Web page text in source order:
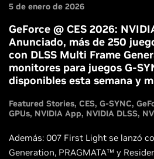
5 de enero de 2026
GeForce @ CES 2026:
Anunciado, más de 250
con DLSS Multi Frame
monitores para juegos G-
disponibles esta semana y
Featured Stories CES G-SYNC
GPUs NVIDIA App NVIDIA DLSS
Además: 007 First Light se lanzó
Generation, PRAGMATA™ y